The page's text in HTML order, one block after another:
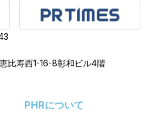
比寿西1-16-8彰和ビル4階
PHRについて